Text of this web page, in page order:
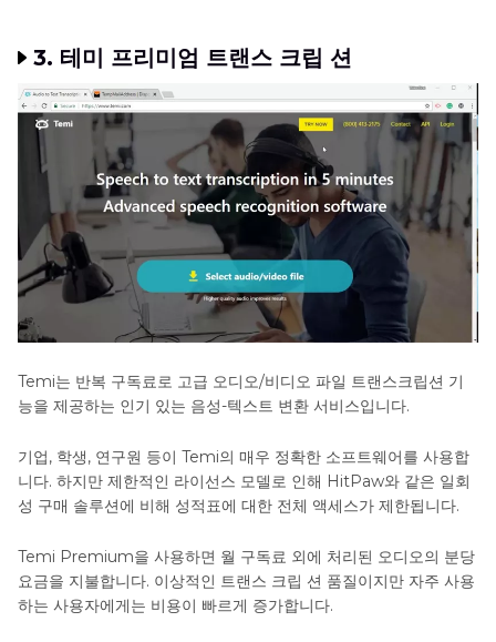
3. 테미 프리미엄 트랜스 크립 션
Temi는 반복 구독료로 고급 오디오/비디오 파일 트랜스크립션 기
능을 제공하는 인기 있는 음성-텍스트 변환 서비스입니다.
기업, 학생, 연구원 등이 Temi의 매우 정확한 소프트웨어를 사용합
니다. 하지만 제한적인 라이선스 모델로 인해 HitPaw와 같은 일회
성 구매 솔루션에 비해 성적표에 대한 전체 액세스가 제한됩니다.
Temi Premium을 사용하면 월 구독료 외에 처리된 오디오의 분당
요금을 지불합니다. 이상적인 트랜스 크립 션 품질이지만 자주 사용
하는 사용자에게는 비용이 빠르게 증가합니다.